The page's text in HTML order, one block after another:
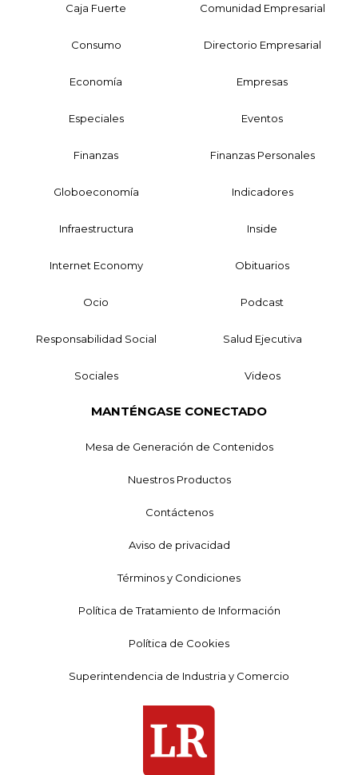
Caja Fuerte Comunidad Empresarial
Consumo Directorio Empresarial
Economía Empresas
Especiales Eventos
Finanzas Finanzas Personales
Globoeconomía Indicadores
Infraestructura Inside
Internet Economy Obituarios
Ocio Podcast
Responsabilidad Social Salud Ejecutiva
Sociales Videos
MANTÉNGASE CONECTADO
Mesa de Generación de Contenidos
Nuestros Productos
Contáctenos
Aviso de privacidad
Términos y Condiciones
Política de Tratamiento de Información
Política de Cookies
Superintendencia de Industria y Comercio